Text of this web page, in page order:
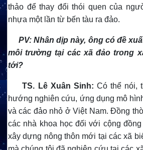
thảo để thay đổi thói quen của
nhựa một lần từ bến tàu ra đảo.
PV: Nhân dịp này, ông có đề
môi trường tại các xã đảo trong
tới?
TS. Lê Xuân Sinh: Có thể nói,
hướng nghiên cứu, ứng dụng mô
và các đảo nhỏ ở Việt Nam. Đồng
các nhà khoa học đối với cộng
xây dựng nông thôn mới tại các xã